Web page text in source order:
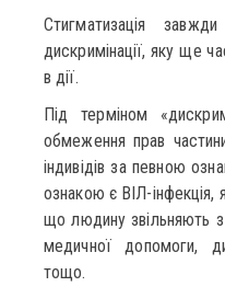
Стигматизація
дискримінації, яку ще
в дії.
Під терміном
обмеження прав
індивідів за певною
ознакою є ВІЛ-
що людину звільняють
медичної допомоги,
тощо.